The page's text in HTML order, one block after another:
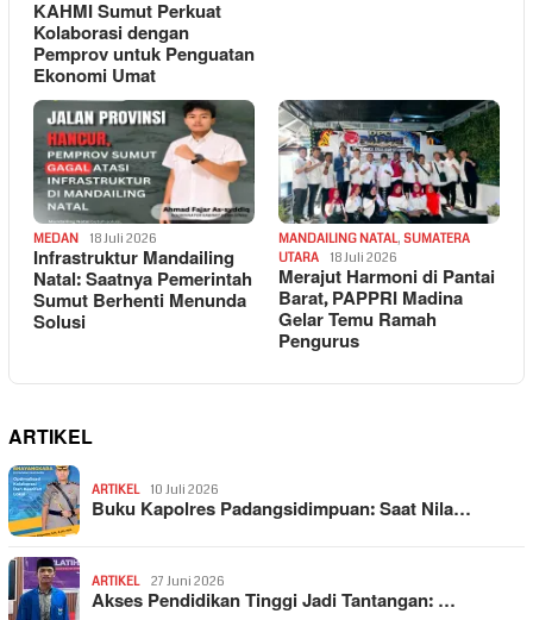
KAHMI Sumut Perkuat
Kolaborasi dengan
Pemprov untuk Penguatan
Ekonomi Umat
MEDAN 18 Juli 2026
Infrastruktur Mandailing
Natal: Saatnya Pemerintah
Sumut Berhenti Menunda
Solusi
MANDAILING NATAL, SUMATERA
UTARA
18 Juli 2026
Merajut Harmoni di Pantai
Barat, PAPPRI Madina
Gelar Temu Ramah
Pengurus
ARTIKEL
ARTIKEL 10 Juli 2026
Buku Kapolres Padangsidimpuan: Saat Nila…
ARTIKEL 27 Juni 2026
Akses Pendidikan Tinggi Jadi Tantangan: …